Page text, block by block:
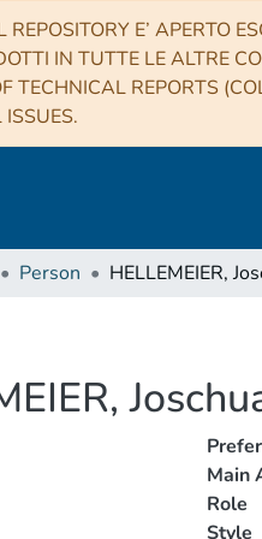
REPOSITORY E’ APERTO
IN TUTTE LE ALTRE
TECHNICAL REPORTS
Person
Main
Role
Style